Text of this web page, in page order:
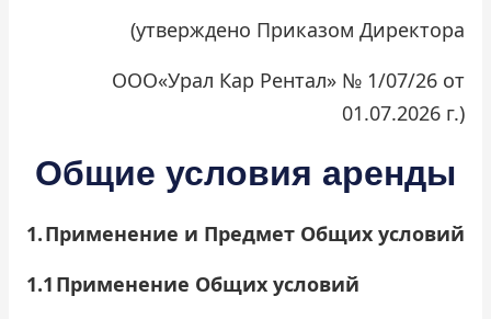
Станции проката ▾
О компании
Программа лояльности
Проверить бонусный счёт
Блог
(утверждено Приказом Директора
ООО«Урал Кар Рентал» № 1/07/26 от
01.07.2026 г.)
Общие условия аренды
1.Применение и Предмет Общих условий
1.1 Применение Общих условий